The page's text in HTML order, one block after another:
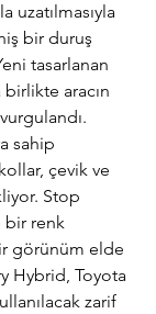
uzatılmasıyla
bir duruş
tasarlanan
aracın
sahip
çevik ve
Stop
bir renk
görünüm elde
Hybrid, Toyota
zarif